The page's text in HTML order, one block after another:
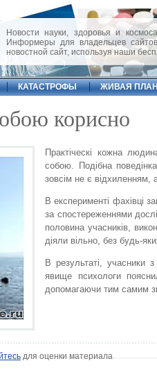
Новости науки, здоровья и
Информеры для владельцев
новостной сайт, используя наши
КАТАСТРОФЫ ЖИВАЯ
корисно
Практіческі кожна
собою. Подібна
зовсім не є відхиленням,
В експерименті фахівці
за спостереженнями
половина учасників,
діяли вільно, без будь-
В результаті, учасники
явище психологи
допомагаючи тим самим
для оценки материала